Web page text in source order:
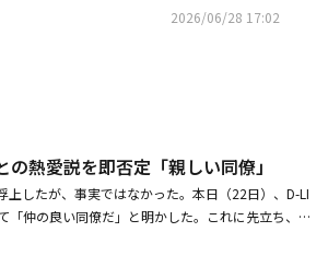
画あり）
2026/06/28 17:02
熱愛説を即否定「親しい同僚」
上したが、事実ではなかった。本日（22日）、D-LI
「仲の良い同僚だ」と明かした。これに先立ち、オ